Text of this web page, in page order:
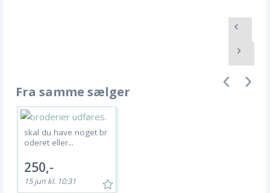
Fra samme sælger
skal du have noget br
oderet eller...
250,-
15 jun kl. 10:31